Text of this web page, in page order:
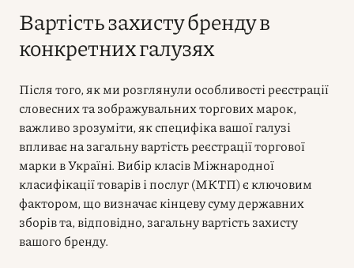
Вартість захисту бренду в
конкретних галузях
Після того, як ми розглянули особливості реєстрації
словесних та зображувальних торгових марок,
важливо зрозуміти, як специфіка вашої галузі
впливає на загальну вартість реєстрації торгової
марки в Україні. Вибір класів Міжнародної
класифікації товарів і послуг (МКТП) є ключовим
фактором, що визначає кінцеву суму державних
зборів та, відповідно, загальну вартість захисту
вашого бренду.